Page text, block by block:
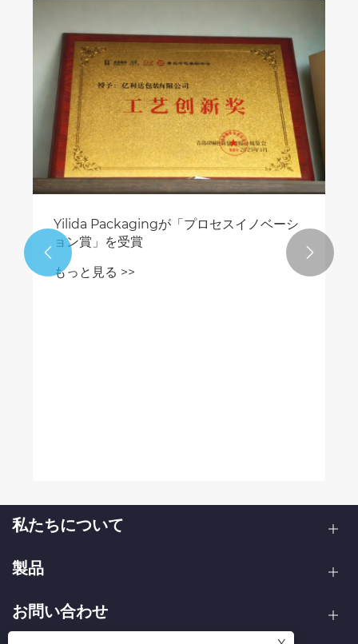
Yilida Packagingが「プロセスイノベーシ
ョン賞」を受賞
もっと見る >>
 
私たちについて
製品
お問い合わせ